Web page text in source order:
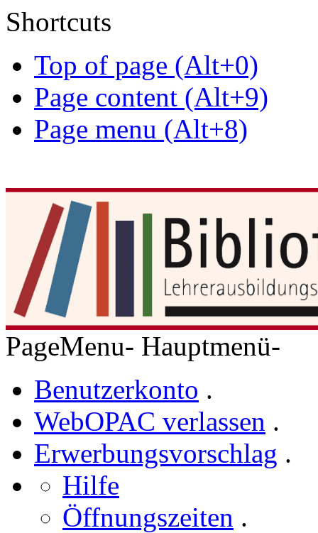
Shortcuts
Top of page (Alt+0)
Page content (Alt+9)
Page menu (Alt+8)
PageMenu- Hauptmenü-
Benutzerkonto .
WebOPAC verlassen .
Erwerbungsvorschlag .
Hilfe
Öffnungszeiten .